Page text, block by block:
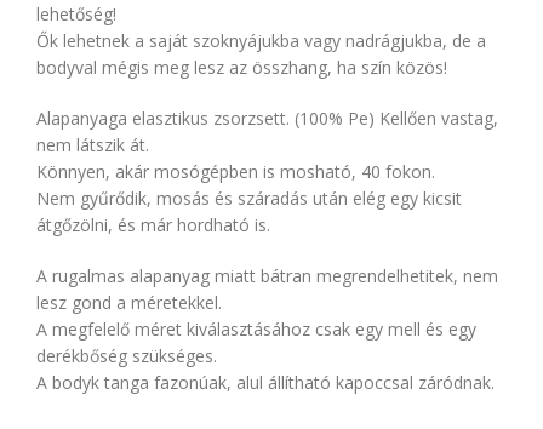
lehetőség!
Ők lehetnek a saját szoknyájukba vagy nadrágjukba, de a
bodyval mégis meg lesz az összhang, ha szín közös!
Alapanyaga elasztikus zsorzsett. (100% Pe) Kellően vastag,
nem látszik át.
Könnyen, akár mosógépben is mosható, 40 fokon.
Nem gyűrődik, mosás és száradás után elég egy kicsit
átgőzölni, és már hordható is.
A rugalmas alapanyag miatt bátran megrendelhetitek, nem
lesz gond a méretekkel.
A megfelelő méret kiválasztásához csak egy mell és egy
derékbőség szükséges.
A bodyk tanga fazonúak, alul állítható kapoccsal záródnak.